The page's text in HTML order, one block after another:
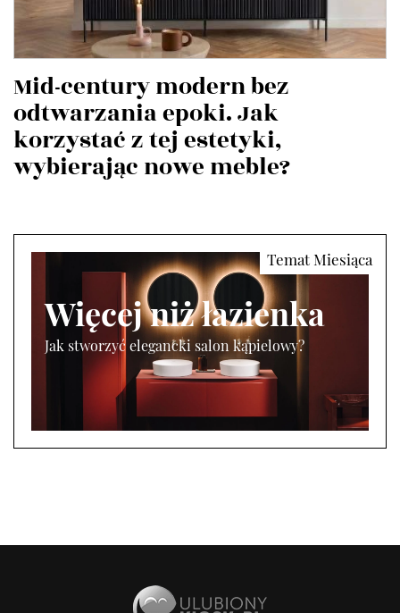
Mid-century modern bez
odtwarzania epoki. Jak
korzystać z tej estetyki,
wybierając nowe meble?
Więcej niż łazienka
Jak stworzyć elegancki salon kąpielowy?